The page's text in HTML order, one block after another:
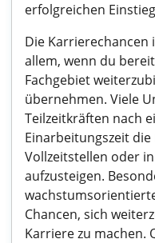
erfolgreichen
Die Karrierechancen
allem, wenn du
Fachgebiet
übernehmen. Viele
Teilzeitkräften nach
Einarbeitungszeit
Vollzeitstellen oder
aufzusteigen.
Chancen, sich
Karriere zu machen.